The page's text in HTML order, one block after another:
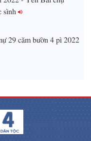
sình
29 căm bườn 4 pì 2022